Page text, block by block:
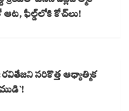
ఫీల్డ్‌లోకి కోచ్‌లు!
సరికొత్త ఆధ్యాత్మిక